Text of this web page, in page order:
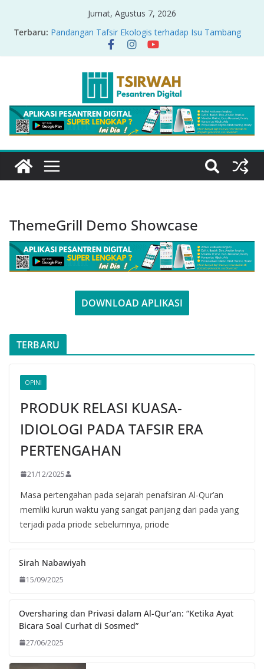
Jumat, Agustus 7, 2026
Terbaru: Pandangan Tafsir Ekologis terhadap Isu Tambang
Nikel di Raja Ampat
PRODUK RELASI KUASA-IDIOLOGI PADA TAFSIR
Sirah Nabawiyah
Oversharing dan Privasi dalam Al-Qur’an: “Ketika
Ayat Bicara Soal Curhat di Sosmed”
Menyikapi Fatherless, Kisah Lukman Menjadi
Cerminan
ThemeGrill Demo Showcase
DOWNLOAD APLIKASI
TERBARU
OPINI
PRODUK RELASI KUASA-
IDIOLOGI PADA TAFSIR ERA
PERTENGAHAN
21/12/2025
Masa pertengahan pada sejarah penafsiran Al-Qur’an
memliki kurun waktu yang sangat panjang dari pada yang
terjadi pada priode sebelumnya, priode
Sirah Nabawiyah
15/09/2025
Oversharing dan Privasi dalam Al-Qur’an: “Ketika Ayat
Bicara Soal Curhat di Sosmed”
27/06/2025